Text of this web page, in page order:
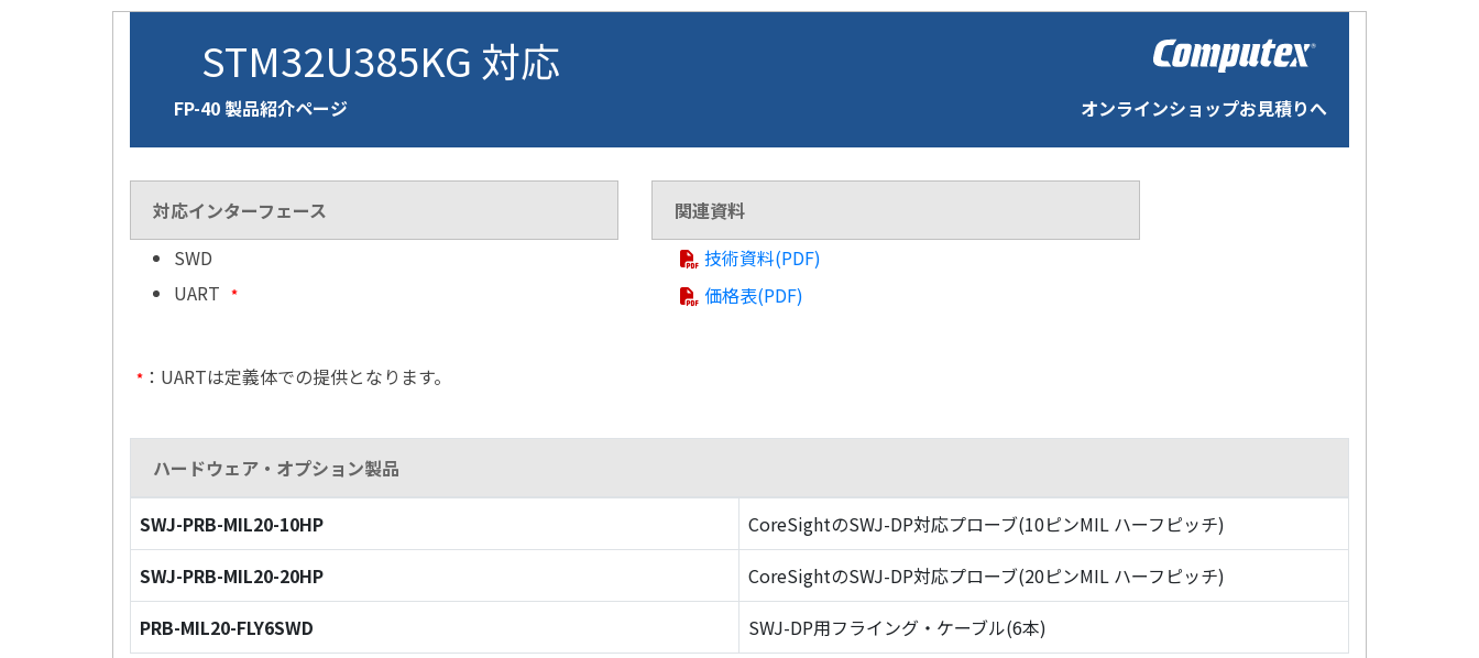
STM32U385KG 対応
FP-40 製品紹介ページ オンラインショップお見積りへ
対応インターフェース
SWD
UART
*
関連資料
技術資料(PDF)
価格表(PDF)
* ：UARTは定義体での提供となります。
ハードウェア・オプション製品
SWJ-PRB-MIL20-10HP
CoreSightのSWJ-DP対応プローブ(10ピンMIL ハーフピッチ)
SWJ-PRB-MIL20-20HP
CoreSightのSWJ-DP対応プローブ(20ピンMIL ハーフピッチ)
PRB-MIL20-FLY6SWD
SWJ-DP用フライング・ケーブル(6本)